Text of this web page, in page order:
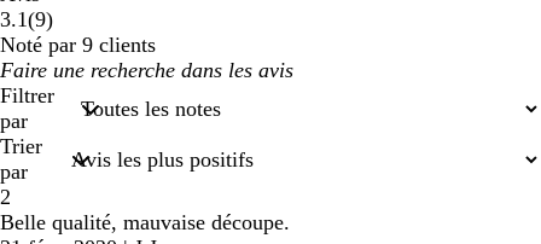
3.1(99
avis
)
Noté par 9 clients
Mes
saisies
de
recherche
Filtrer
par
Trier
par
2
Belle qualité, mauvaise découpe.